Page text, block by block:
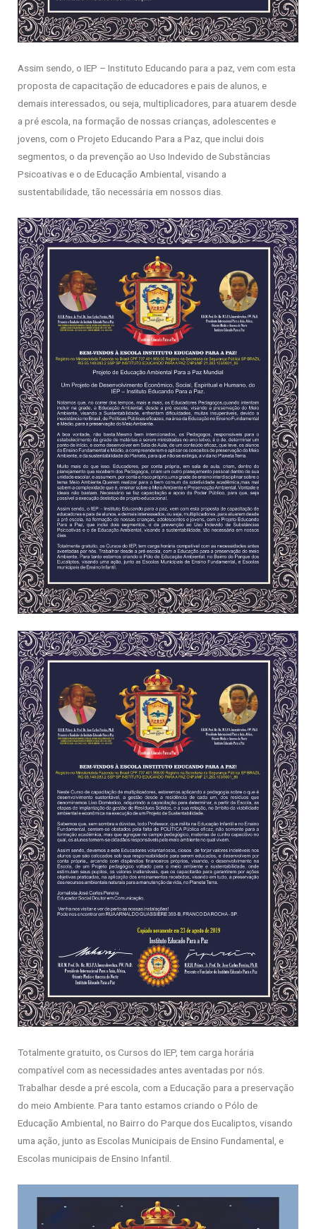
Assim sendo, o IEP – Instituto Educando para a paz, vem com esta
proposta de capacitação de educadores e pais de alunos, e
demais interessados, ou seja, multiplicadores, para atuarem desde
a pré escola, na formação de nossas crianças, adolescentes e
jovens, com o Projeto Educando Para a Paz, que inclui dois
segmentos, o da prevenção ao Uso Indevido de Substâncias
Psicoativas e o de Educação Ambiental, visando a
sustentabilidade, tão necessária em nossos dias.
Totalmente gratuito, os Cursos do IEP, tem carga horária
compatível com as necessidades antes aventadas por nós.
Trabalhar desde a pré escola, com a Educação para a preservação
do meio Ambiente. Para tanto estamos criando o Pólo de
Educação Ambiental, no Bairro do Parque dos Eucaliptos, visando
uma ação, junto as Escolas Municipais de Ensino Fundamental, e
Escolas municipais de Ensino Infantil.